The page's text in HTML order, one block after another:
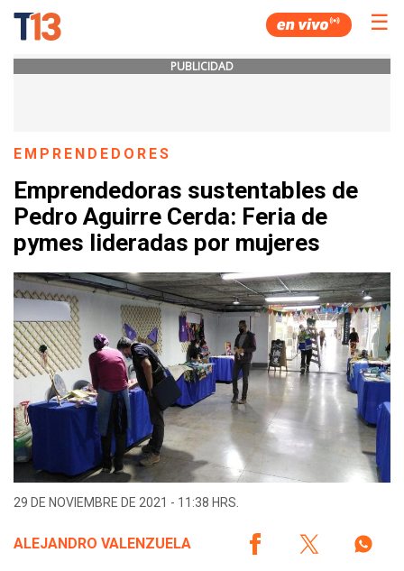
☰
PUBLICIDAD
EMPRENDEDORES
Emprendedoras sustentables de
Pedro Aguirre Cerda: Feria de
pymes lideradas por mujeres
29 DE NOVIEMBRE DE 2021 - 11:38 HRS.
ALEJANDRO VALENZUELA